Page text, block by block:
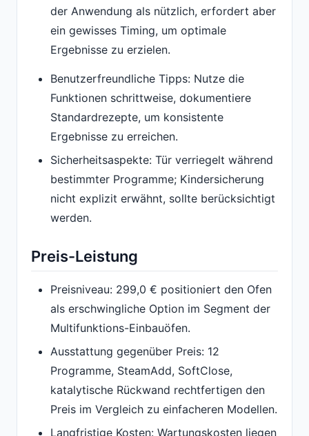
der Anwendung als nützlich, erfordert aber
ein gewisses Timing, um optimale
Ergebnisse zu erzielen.
Benutzerfreundliche Tipps: Nutze die
Funktionen schrittweise, dokumentiere
Standardrezepte, um konsistente
Ergebnisse zu erreichen.
Sicherheitsaspekte: Tür verriegelt während
bestimmter Programme; Kindersicherung
nicht explizit erwähnt, sollte berücksichtigt
werden.
Preis-Leistung
Preisniveau: 299,0 € positioniert den Ofen
als erschwingliche Option im Segment der
Multifunktions-Einbauöfen.
Ausstattung gegenüber Preis: 12
Programme, SteamAdd, SoftClose,
katalytische Rückwand rechtfertigen den
Preis im Vergleich zu einfacheren Modellen.
Langfristige Kosten: Wartungskosten liegen